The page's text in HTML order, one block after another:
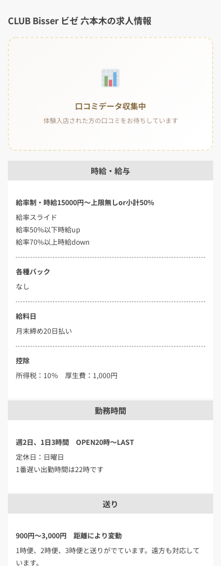
CLUB Bisser ビゼ 六本木の求人情報
口コミデータ収集中
体験入店された方の口コミをお待ちしています
時給・給与
給率制・時給15000円〜上限無しor小計50%
給率スライド
給率50%以下時給up
給率70%以上時給down
各種バック
なし
給料日
月末締め20日払い
控除
所得税：10％ 厚生費：1,000円
勤務時間
週2日、1日3時間 OPEN20時～LAST
定休日：日曜日
1番遅い出勤時間は22時です
送り
900円～3,000円 距離により変動
1時便、2時便、3時便と送りがでています。遠方も対応して
います。